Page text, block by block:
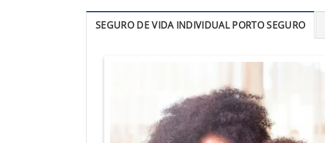
SEGURO DE VIDA INDIVIDUAL PORTO SEGURO